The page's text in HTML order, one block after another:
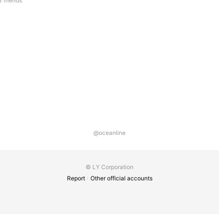
@oceanline
© LY Corporation
Report
Other official accounts